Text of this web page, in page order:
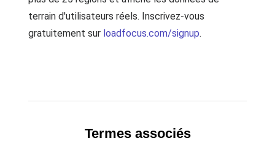
terrain d'utilisateurs réels. Inscrivez-vous
gratuitement sur loadfocus.com/signup.
Termes associés